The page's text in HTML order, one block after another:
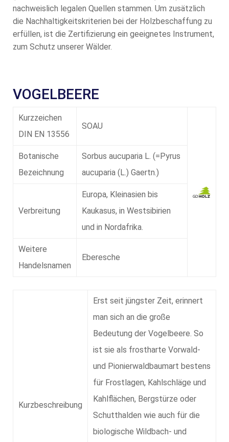
nachweislich legalen Quellen stammen. Um zusätzlich
die Nachhaltigkeitskriterien bei der Holzbeschaffung zu
erfüllen, ist die Zertifizierung ein geeignetes Instrument,
zum Schutz unserer Wälder.
VOGELBEERE
Kurzzeichen
DIN EN 13556
SOAU
Botanische
Bezeichnung
Sorbus aucuparia L. (=Pyrus
aucuparia (L.) Gaertn.)
Verbreitung
Europa, Kleinasien bis
Kaukasus, in Westsibirien
und in Nordafrika.
Weitere
Handelsnamen
Eberesche
Kurzbeschreibung
Erst seit jüngster Zeit, erinnert
man sich an die große
Bedeutung der Vogelbeere. So
ist sie als frostharte Vorwald-
und Pionierwaldbaumart bestens
für Frostlagen, Kahlschläge und
Kahlflächen, Bergstürze oder
Schutthalden wie auch für die
biologische Wildbach- und